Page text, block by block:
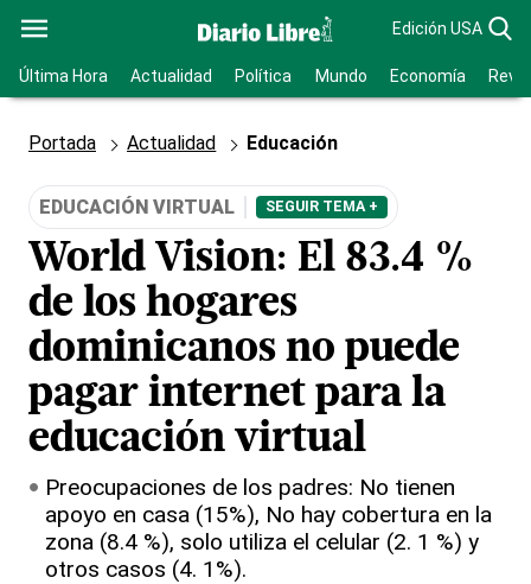
Edición USA
Última Hora Actualidad Política Mundo Economía
Portada Actualidad Educación
EDUCACIÓN VIRTUAL SEGUIR TEMA +
World Vision: El 83.4 %
de los hogares
dominicanos no puede
pagar internet para la
educación virtual
Preocupaciones de los padres: No tienen
apoyo en casa (15%), No hay cobertura en la
zona (8.4 %), solo utiliza el celular (2. 1 %) y
otros casos (4. 1%).